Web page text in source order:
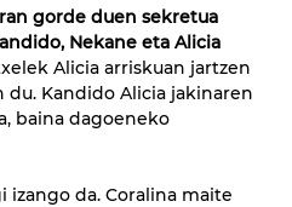
gorde duen sekretua
Nekane eta Alicia
Alicia arriskuan jartzen
Kandido Alicia jakinaren
baina dagoeneko
da. Coralina maite